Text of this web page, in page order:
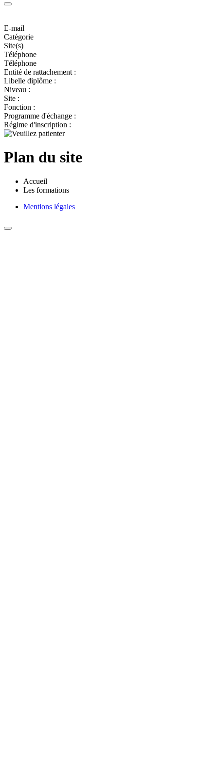
E-mail
Catégorie
Site(s)
Téléphone
Téléphone
Entité de rattachement :
Libelle diplôme :
Niveau :
Site :
Fonction :
Programme d'échange :
Régime d'inscription :
Plan du site
Accueil
Les formations
Mentions légales